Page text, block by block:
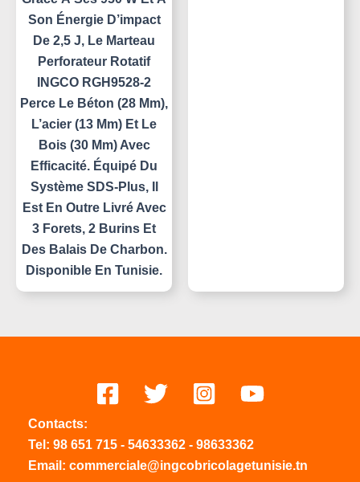
Son Énergie D’impact
De 2,5 J, Le Marteau
Perforateur Rotatif
INGCO RGH9528-2
Perce Le Béton (28 Mm),
L’acier (13 Mm) Et Le
Bois (30 Mm) Avec
Efficacité. Équipé Du
Système SDS-Plus, Il
Est En Outre Livré Avec
3 Forets, 2 Burins Et
Des Balais De Charbon.
Disponible En Tunisie.
Contacts:
Tel: 98 651 715 - 54633362 - 98633362
Email: commerciale@ingcobricolagetunisie.tn